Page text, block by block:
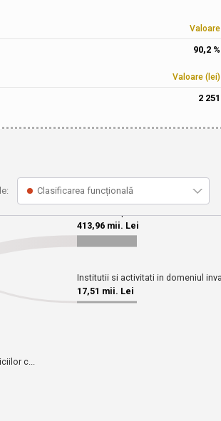
Valoare
90,2 %
Valoare (lei)
2 251